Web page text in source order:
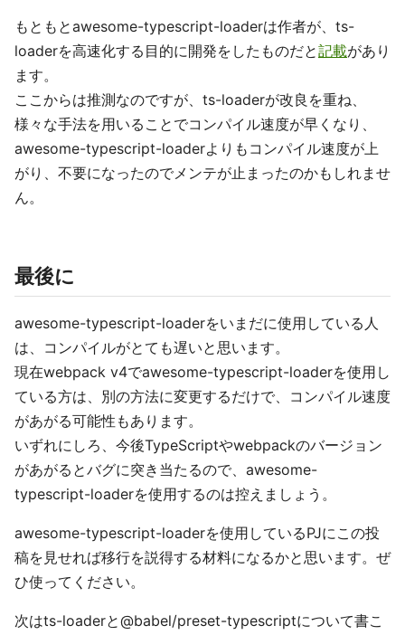
もともとawesome-typescript-loaderは作者が、ts-
loaderを高速化する目的に開発をしたものだと記載があり
ます。
ここからは推測なのですが、ts-loaderが改良を重ね、
様々な手法を用いることでコンパイル速度が早くなり、
awesome-typescript-loaderよりもコンパイル速度が上
がり、不要になったのでメンテが止まったのかもしれませ
ん。
最後に
awesome-typescript-loaderをいまだに使用している人
は、コンパイルがとても遅いと思います。
現在webpack v4でawesome-typescript-loaderを使用し
ている方は、別の方法に変更するだけで、コンパイル速度
があがる可能性もあります。
いずれにしろ、今後TypeScriptやwebpackのバージョン
があがるとバグに突き当たるので、awesome-
typescript-loaderを使用するのは控えましょう。
awesome-typescript-loaderを使用しているPJにこの投
稿を見せれば移行を説得する材料になるかと思います。ぜ
ひ使ってください。
次はts-loaderと@babel/preset-typescriptについて書こ